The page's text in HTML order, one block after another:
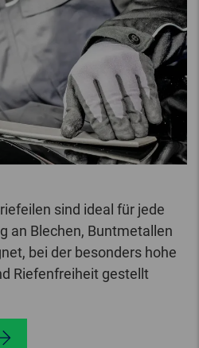
sind ideal für jede
an Blechen, Buntmetallen
bei der besonders hohe
Riefenfreiheit gestellt